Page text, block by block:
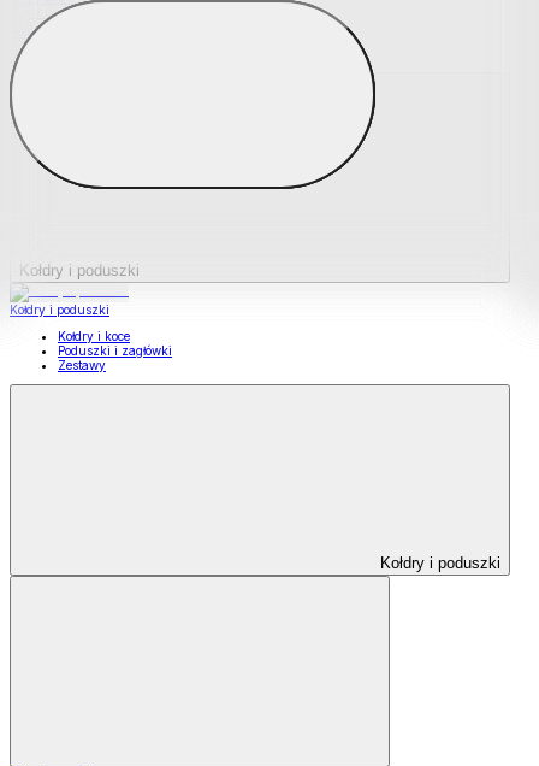
Podkładki na materace
Materace nawierzchniowe
Kołdry i poduszki
Kołdry i poduszki
Kołdry i koce
Poduszki i zagłówki
Zestawy
Kołdry i poduszki